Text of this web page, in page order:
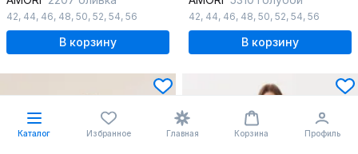
42, 44, 46, 48, 50, 52, 54, 56
В корзину
42, 44, 46, 48, 50, 52, 54, 56
В корзину
Каталог Избранное Главная Корзина Профиль